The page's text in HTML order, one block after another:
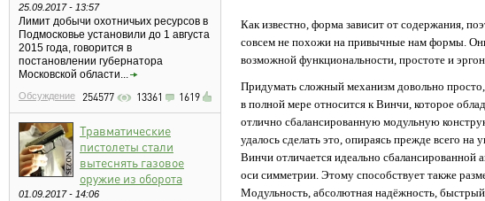
25.09.2017 - 13:57
Лимит добычи охотничьих ресурсов в
Подмосковье установили до 1 августа
2015 года, говорится в
постановлении губернатора
Московской области...
Обсуждение 254577 13361 1619
Травматические
пистолеты стали
вытеснять газовое
оружие из оборота
01.09.2017 - 14:06
Как известно, форма зависит от содержания,
совсем не похожи на привычные нам формы.
возможной функциональности, простоте и
Придумать сложный механизм довольно просто,
в полной мере относится к Винчи, которое
отлично сбалансированную модульную
удалось сделать это, опираясь прежде всего
Винчи отличается идеально сбалансированной
оси симметрии. Этому способствует также
Модульность, абсолютная надёжность, быстрый